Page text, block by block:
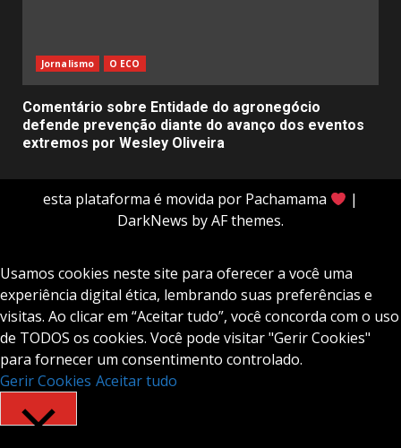
Jornalismo O ECO
Comentário sobre Entidade do agronegócio
defende prevenção diante do avanço dos eventos
extremos por Wesley Oliveira
esta plataforma é movida por Pachamama
|
DarkNews by AF themes.
Usamos cookies neste site para oferecer a você uma
experiência digital ética, lembrando suas preferências e
visitas. Ao clicar em “Aceitar tudo”, você concorda com o uso
de TODOS os cookies. Você pode visitar "Gerir Cookies"
para fornecer um consentimento controlado.
Gerir Cookies Aceitar tudo